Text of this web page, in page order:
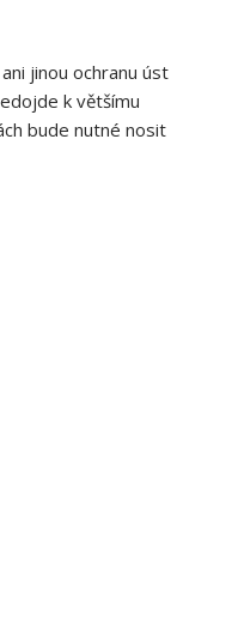
jinou ochranu úst
k většímu
bude nutné nosit